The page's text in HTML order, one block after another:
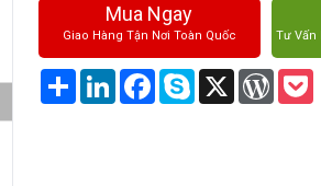
Mua Ngay
Giao Hàng Tận Nơi Toàn Quốc Tư Vấn
ShareLinkedInFacebook
SkypeX